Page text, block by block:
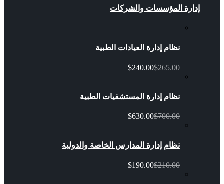
إدارة المؤسسات والشركات
نظام إدارة العيادات الطبية
$240.00$265.00
نظام إدارة المستشفيات الطبية
$630.00$700.00
نظام إدارة المدارس الخاصة والدولية
$190.00$210.00